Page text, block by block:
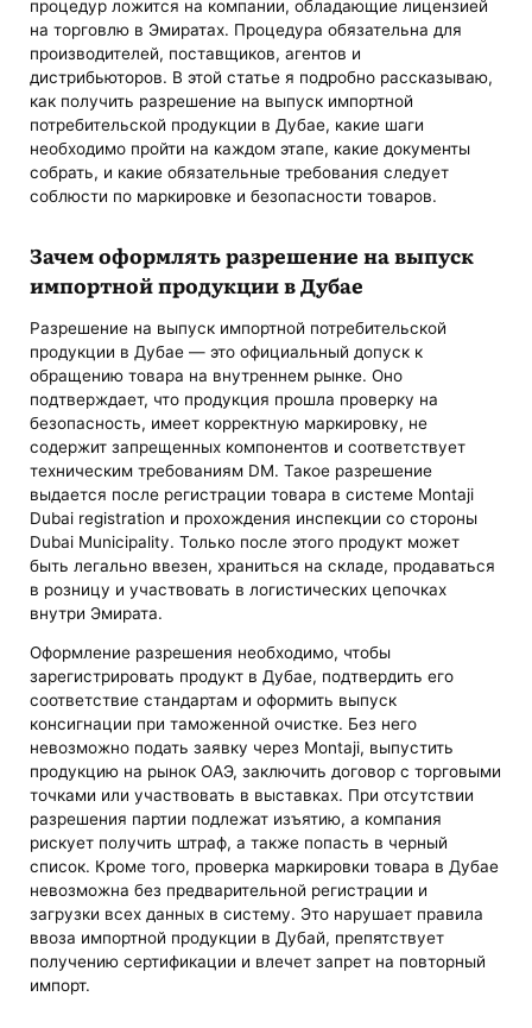
процедур ложится на компании, обладающие лицензией
на торговлю в Эмиратах. Процедура обязательна для
производителей, поставщиков, агентов и
дистрибьюторов. В этой статье я подробно рассказываю,
как получить разрешение на выпуск импортной
потребительской продукции в Дубае, какие шаги
необходимо пройти на каждом этапе, какие документы
собрать, и какие обязательные требования следует
соблюсти по маркировке и безопасности товаров.
Зачем оформлять разрешение на выпуск
импортной продукции в Дубае
Разрешение на выпуск импортной потребительской
продукции в Дубае — это официальный допуск к
обращению товара на внутреннем рынке. Оно
подтверждает, что продукция прошла проверку на
безопасность, имеет корректную маркировку, не
содержит запрещенных компонентов и соответствует
техническим требованиям DM. Такое разрешение
выдается после регистрации товара в системе Montaji
Dubai registration и прохождения инспекции со стороны
Dubai Municipality. Только после этого продукт может
быть легально ввезен, храниться на складе, продаваться
в розницу и участвовать в логистических цепочках
внутри Эмирата.
Оформление разрешения необходимо, чтобы
зарегистрировать продукт в Дубае, подтвердить его
соответствие стандартам и оформить выпуск
консигнации при таможенной очистке. Без него
невозможно подать заявку через Montaji, выпустить
продукцию на рынок ОАЭ, заключить договор с торговыми
точками или участвовать в выставках. При отсутствии
разрешения партии подлежат изъятию, а компания
рискует получить штраф, а также попасть в черный
список. Кроме того, проверка маркировки товара в Дубае
невозможна без предварительной регистрации и
загрузки всех данных в систему. Это нарушает правила
ввоза импортной продукции в Дубай, препятствует
получению сертификации и влечет запрет на повторный
импорт.